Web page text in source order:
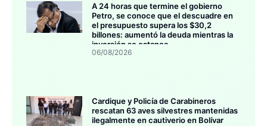
A 24 horas que termine el gobierno
Petro, se conoce que el descuadre en
el presupuesto supera los $30,2
billones: aumentó la deuda mientras la
inversión se estanca
06/08/2026
Cardique y Policía de Carabineros
rescatan 63 aves silvestres mantenidas
ilegalmente en cautiverio en Bolívar